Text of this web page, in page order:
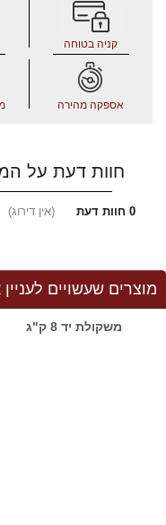
קניה בטוחה
אספקה מהירה
חוות דעת על
0 חוות דעת (אין דירוג)
מוצרים שעשויים
משקולת יד 8 ק"ג